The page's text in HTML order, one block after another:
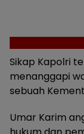
Sikap Kapolri
menanggapi
sebuah
Umar Karim